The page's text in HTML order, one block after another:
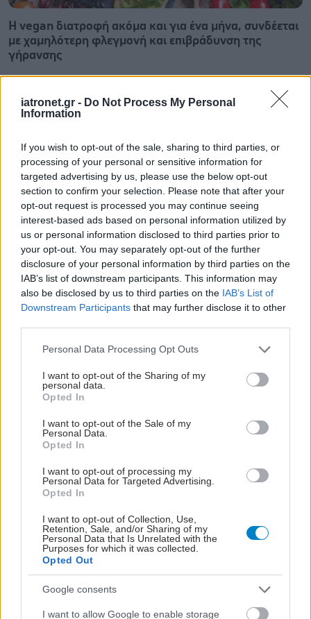
iatronet.gr - Do Not Process My Personal
Information
If you wish to opt-out of the sale, sharing to third parties, or
processing of your personal or sensitive information for
targeted advertising by us, please use the below opt-out
section to confirm your selection. Please note that after your
opt-out request is processed you may continue seeing
interest-based ads based on personal information utilized by
us or personal information disclosed to third parties prior to
your opt-out. You may separately opt-out of the further
disclosure of your personal information by third parties on the
IAB’s list of downstream participants. This information may
also be disclosed by us to third parties on the IAB’s List of
Downstream Participants that may further disclose it to other
Please note that this website/app uses one or more Google
not limited to your visit or usage behaviour. You may click to
grant or deny consent to Google and its third-party tags to
use your data for below specified purposes in below Google
consent section.
Personal Data Processing Opt Outs
I want to opt-out of the Sharing of my
personal data.
Opted In
I want to opt-out of the Sale of my
Personal Data.
Opted In
I want to opt-out of processing my
Personal Data for Targeted Advertising.
Opted In
I want to opt-out of Collection, Use,
Retention, Sale, and/or Sharing of my
Personal Data that Is Unrelated with the
Purposes for which it was collected.
Opted Out
Google consents
I want to allow Google to enable storage
Η vegan διατροφή ακόμα και για ένα μήνα, συνδέεται
με χαμηλότερη φλεγμονή και επιβράδυνση της
γήρανσης
Τσίμπησε έντομο το παιδί μου: είναι απλή ενόχληση ή
αλλεργική αντίδραση;
Αυξημένη επαγρύπνηση για τον ιό του Δυτικού
Νείλου συνιστά στους πολίτες της Αττικής ο ΙΣΑ